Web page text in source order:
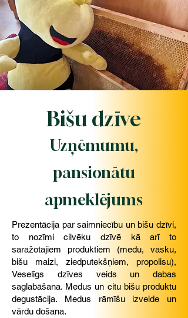
Bišu dzīve
Uzņēmumu,
pansionātu
apmeklējums
Prezentācija par saimniecību un bišu dzīvi,
to nozīmi cilvēku dzīvē kā arī to
saražotajiem produktiem (medu, vasku,
bišu maizi, ziedputekšņiem, propolisu),
Veselīgs dzīves veids un dabas
saglabāšana. Medus un citu bišu produktu
degustācija. Medus rāmīšu izveide un
vārdu došana.